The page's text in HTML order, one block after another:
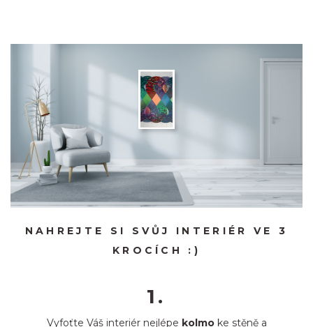
NAHREJTE SI SVŮJ INTERIÉR VE 3
KROCÍCH :)
1.
Vyfoťte Váš interiér nejlépe kolmoke stěně a